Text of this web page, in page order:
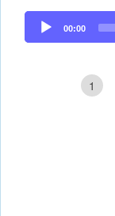
Audio
Player
00:00
1